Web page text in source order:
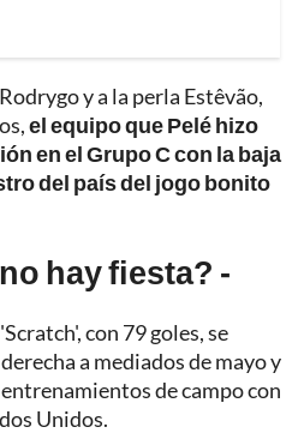
y a la perla Estêvão,
el equipo que Pelé hizo
en el Grupo C con la baja
del país del jogo bonito
hay fiesta? -
con 79 goles, se
a mediados de mayo y
de campo con
Unidos.